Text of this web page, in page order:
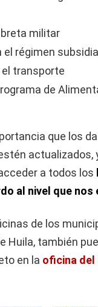
militar
régimen
transporte
de
que los
actualizados,
a todos los
al nivel que
de los
Huila, también
en la oficina del